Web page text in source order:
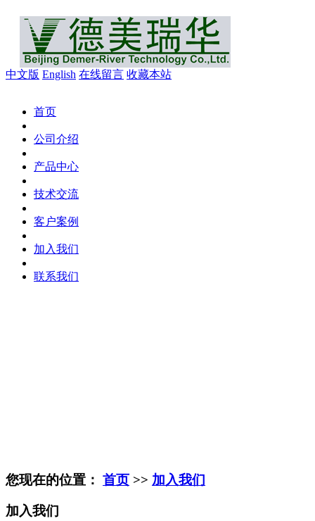
中文版 English 在线留言 收藏本站
首页
公司介绍
产品中心
技术交流
客户案例
加入我们
联系我们
您现在的位置： 首页 >> 加入我们
加入我们